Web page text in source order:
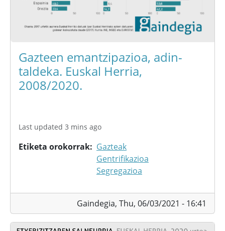
Gazteen emantzipazioa, adin-
taldeka. Euskal Herria,
2008/2020.
Last updated 3 mins ago
Etiketa orokorrak
Gazteak
Gentrifikazioa
Segregazioa
Gaindegia, Thu, 06/03/2021 - 16:41